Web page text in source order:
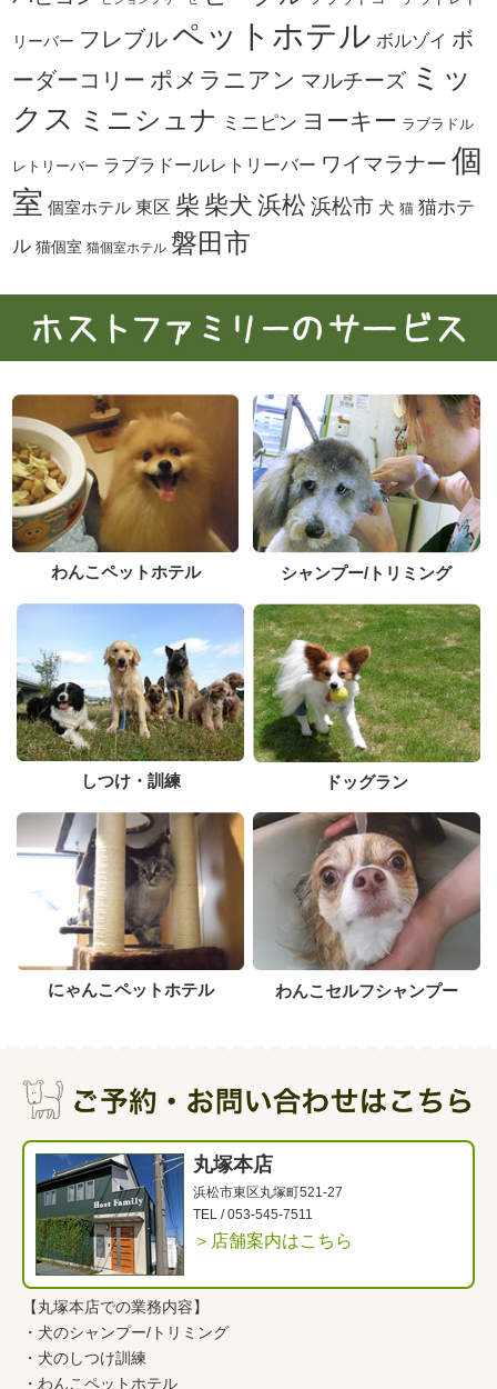
リーバー フレブル ペットホテル ボルゾイ ボ
ーダーコリー ポメラニアン マルチーズ ミッ
クス ミニシュナ ミニピン ヨーキー ラブラドル
レトリーバー ラブラドールレトリーバー ワイマラナー 個
室 個室ホテル 東区 柴 柴犬 浜松 浜松市 犬 猫 猫ホテ
ル 猫個室 猫個室ホテル 磐田市
わんこペットホテル シャンプー/トリミング
しつけ・訓練 ドッグラン
にゃんこペットホテル わんこセルフシャンプー
丸塚本店
浜松市東区丸塚町521-27
TEL /053-545-7511
＞店舗案内はこちら
【丸塚本店での業務内容】
・ 犬のシャンプー/トリミング
・ 犬のしつけ訓練
・ わんこペットホテル